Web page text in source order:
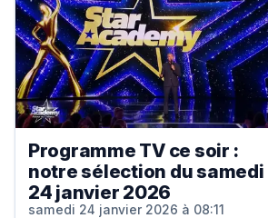
Programme TV ce soir :
notre sélection du samedi
24 janvier 2026
samedi 24 janvier 2026 à 08:11